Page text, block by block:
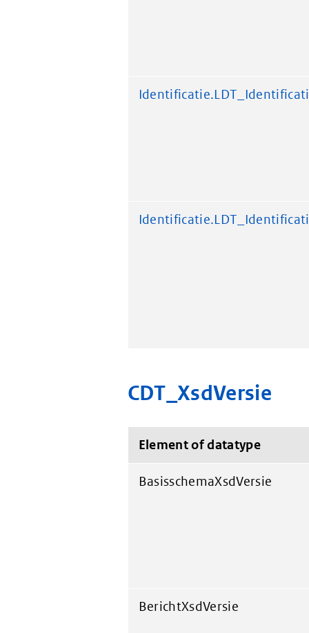
CDT_XsdVersie
Element of datatype
BasisschemaXsdVersie
BerichtXsdVersie